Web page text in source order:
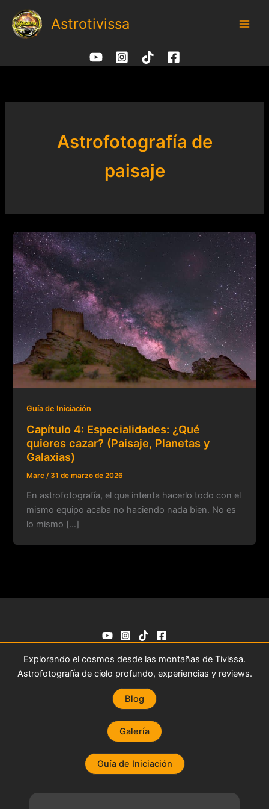
contenido
Astrotivissa
Astrofotografía de
paisaje
Guía de Iniciación
Capítulo 4: Especialidades: ¿Qué
quieres cazar? (Paisaje, Planetas y
Galaxias)
Marc/ 31 de marzo de 2026
En astrofotografía, el que intenta hacerlo todo con el
mismo equipo acaba no haciendo nada bien. No es
lo mismo […]
Explorando el cosmos desde las montañas de Tivissa.
Astrofotografía de cielo profundo, experiencias y reviews.
Blog
Galería
Guía de Iniciación